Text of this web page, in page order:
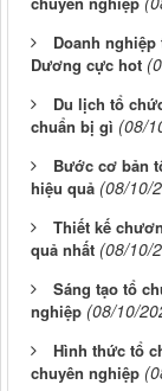
Doanh
Dương cực hot
Du lịch tổ
chuẩn bị gì (08/
Bước cơ bản
hiệu quả (08/10/
Thiết kế
quả nhất (08/10/
Sáng tạo tổ
nghiệp (08/10/
Hình thức tổ
chuyên nghiệp